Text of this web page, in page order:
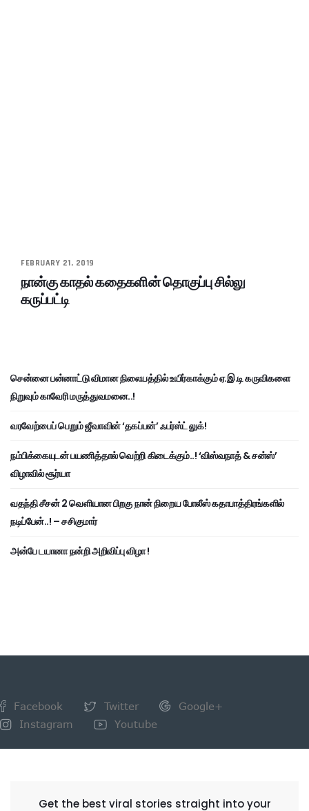
FEBRUARY 21, 2019
நான்கு காதல் கதைகளின் தொகுப்பு சில்லு
கருப்பட்டி
சென்னை பன்னாட்டு விமான நிலையத்தில் உயிர்காக்கும் ஏ.இ.டி கருவிகளை
நிறுவும் காவேரி மருத்துவமனை..!
வரவேற்பைப் பெறும் ஜீவாவின் ‘தகப்பன்’ ஃபர்ஸ்ட் லுக்!
நம்பிக்கையுடன் பயணித்தால் வெற்றி கிடைக்கும்..! ‘விஸ்வநாத் & சன்ஸ்’
விழாவில் சூர்யா
வதந்தி சீசன் 2 வெளியான பிறகு நான் நிறைய போலீஸ் கதாபாத்திரங்களில்
நடிப்பேன்..! – சசிகுமார்
அன்பே டயானா நன்றி அறிவிப்பு விழா !
Facebook Twitter
Google+
Instagram
Youtube
Get the best viral stories straight into your